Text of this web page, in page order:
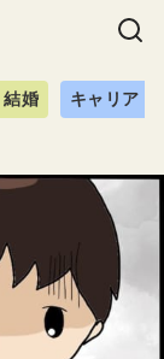
結婚 キャリア